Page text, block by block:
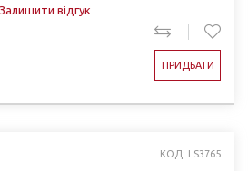
Залишити відгук
ПРИДБАТИ
КОД: LS3765